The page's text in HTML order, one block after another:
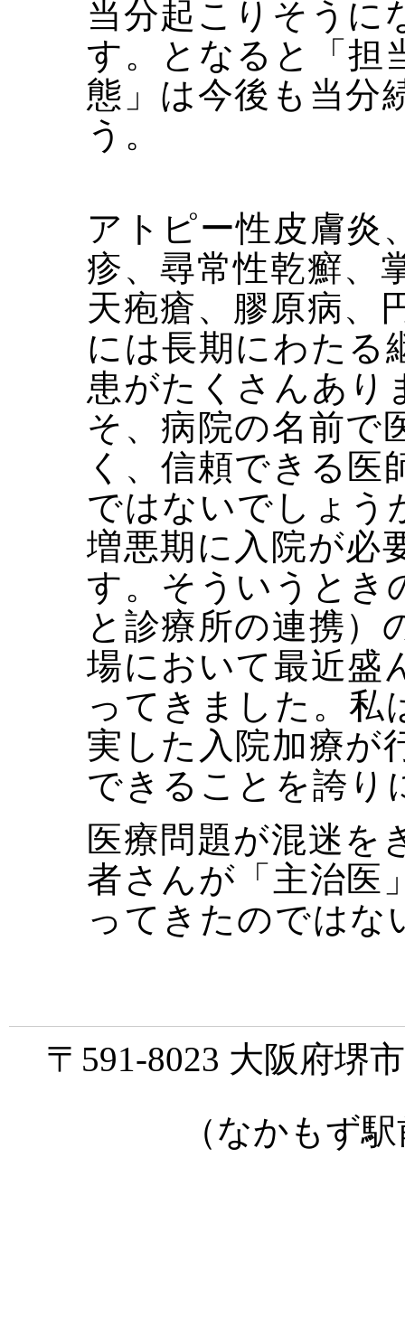
当分起こりそうに
す。となると「担
態」は今後も当分
う。
アトピー性皮膚炎
疹、尋常性乾癬、
天疱瘡、膠原病、
には長期にわたる
患がたくさんあり
そ、病院の名前で
く、信頼できる医
ではないでしょう
増悪期に入院が必
す。そういうとき
と診療所の連携）
場において最近盛
ってきました。私
実した入院加療が
できることを誇り
医療問題が混迷を
者さんが「主治医
ってきたのではな
〒591-8023 大阪府堺
（なかもず